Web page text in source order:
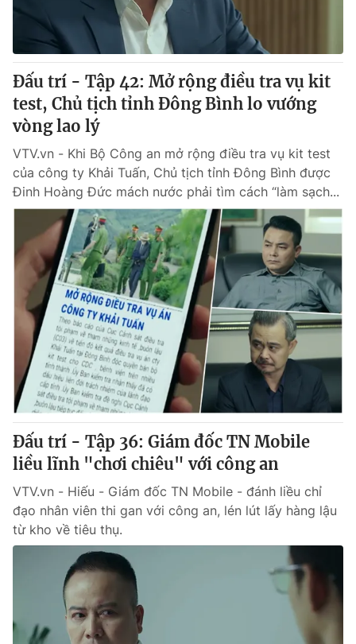
Đấu trí - Tập 42: Mở rộng điều tra vụ kit
test, Chủ tịch tỉnh Đông Bình lo vướng
vòng lao lý
VTV.vn - Khi Bộ Công an mở rộng điều tra vụ kit test
của công ty Khải Tuấn, Chủ tịch tỉnh Đông Bình được
Đinh Hoàng Đức mách nước phải tìm cách “làm sạch...
Đấu trí - Tập 36: Giám đốc TN Mobile
liều lĩnh "chơi chiêu" với công an
VTV.vn - Hiếu - Giám đốc TN Mobile - đánh liều chỉ
đạo nhân viên thi gan với công an, lén lút lấy hàng lậu
từ kho về tiêu thụ.